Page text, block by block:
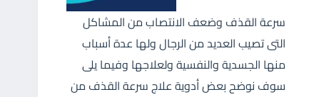
سرعة القذف وضعف الانتصاب من المشاكل
التى تصيب العديد من الرجال ولها عدة أسباب
منها الجسدية والنفسية ولعلاجها وفيما يلى
سوف نوضح بعض أدوية علاج سرعة القذف من